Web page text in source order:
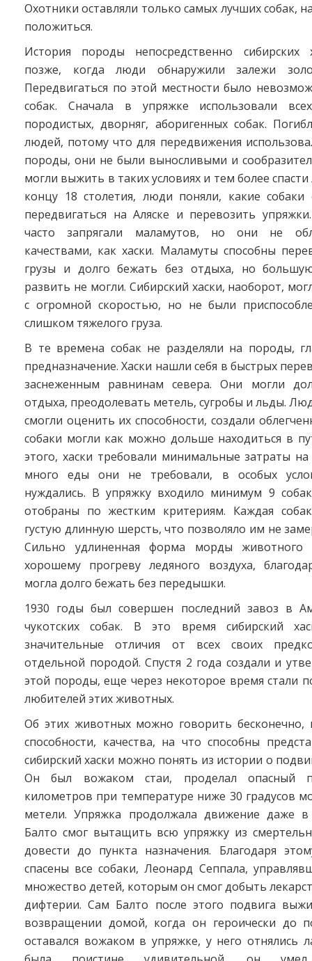
Охотники оставляли только самых лучших собак,
положиться.
История породы непосредственно сибирских
позже, когда люди обнаружили залежи
Передвигаться по этой местности было
собак. Сначала в упряжке использовали
породистых, дворняг, аборигенных собак.
людей, потому что для передвижения
породы, они не были выносливыми и
могли выжить в таких условиях и тем более
концу 18 столетия, люди поняли, какие собаки
передвигаться на Аляске и перевозить
часто запрягали маламутов, но они не
качествами, как хаски. Маламуты способны
грузы и долго бежать без отдыха, но
развить не могли. Сибирский хаски, наоборот,
с огромной скоростью, но не были
слишком тяжелого груза.
В те времена собак не разделяли на породы,
предназначение. Хаски нашли себя в быстрых
заснеженным равнинам севера. Они могли
отдыха, преодолевать метель, сугробы и льды.
смогли оценить их способности, создали
собаки могли как можно дольше находиться в
этого, хаски требовали минимальные затраты
много еды они не требовали, в особых
нуждались. В упряжку входило минимум 9
отобраны по жестким критериям. Каждая
густую длинную шерсть, что позволяло им не
Сильно удлиненная форма морды животного
хорошему прогреву ледяного воздуха,
могла долго бежать без передышки.
1930 годы был совершен последний завоз в
чукотских собак. В это время сибирский
значительные отличия от всех своих
отдельной породой. Спустя 2 года создали и
этой породы, еще через некоторое время стали
любителей этих животных.
Об этих животных можно говорить бесконечно,
способности, качества, на что способны
сибирский хаски можно понять из истории о
Он был вожаком стаи, проделал опасный
километров при температуре ниже 30 градусов
метели. Упряжка продолжала движение даже
Балто смог вытащить всю упряжку из
довести до пункта назначения. Благодаря
спасены все собаки, Леонард Сеппала,
множество детей, которым он смог добыть
дифтерии. Сам Балто после этого подвига
возвращении домой, когда он героически до
оставался вожаком в упряжке, у него отнялись